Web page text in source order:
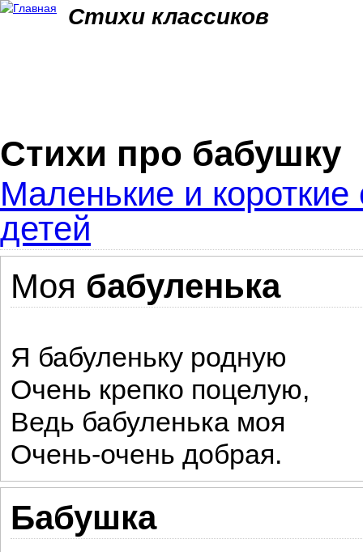
Стихи классиков
Стихи про бабушку
Маленькие и
детей
Моя бабуленька
Я бабуленьку родную
Очень крепко поцелую,
Ведь бабуленька моя
Очень-очень добрая.
Бабушка